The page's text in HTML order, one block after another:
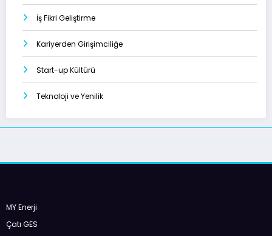
İş Fikri Geliştirme
Kariyerden Girişimciliğe
Start-up Kültürü
Teknoloji ve Yenilik
MY Enerji
Çatı GES